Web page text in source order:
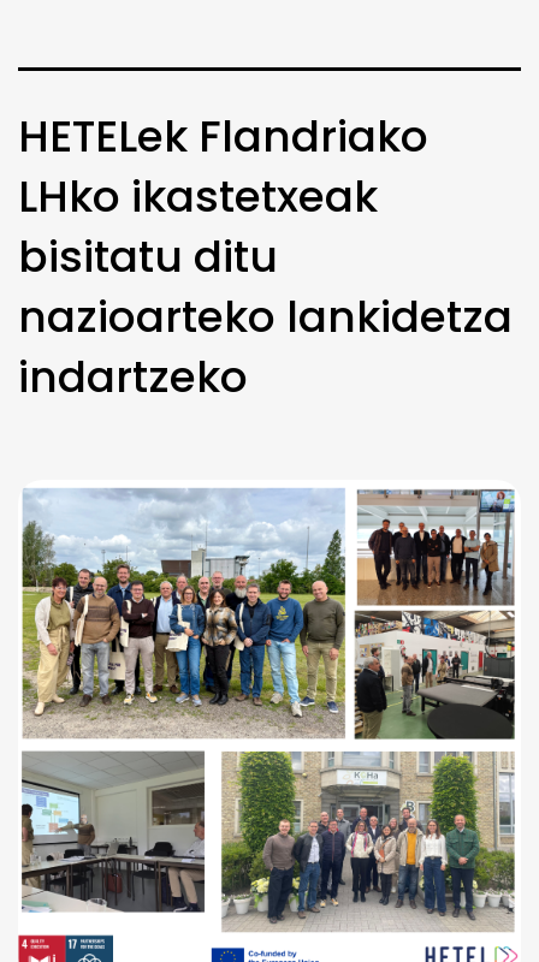
HETELek Flandriako
LHko ikastetxeak
bisitatu ditu
nazioarteko lankidetza
indartzeko